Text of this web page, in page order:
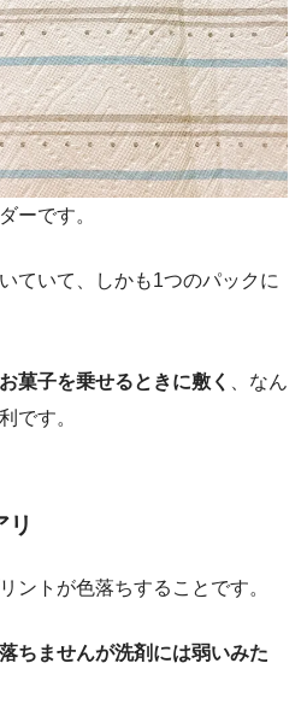
ーです。
ていて、しかも1つのパックに
菓子を乗せるときに敷く
、なん
です。
リ
ントが色落ちすることです。
ちませんが洗剤には弱いみた